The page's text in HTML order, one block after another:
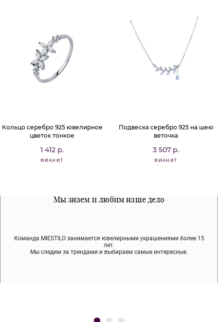
Кольцо серебро 925 ювелирное
цветок тонкое
1 412 р.
ФИАНИТ
Подвеска серебро 925 на шею
веточка
3 507 р.
ФИАНИТ
Мы знаем и любим наше дело
Команда MIESTILO занимается ювелирными украшениями более 15
лет.
Мы следим за трендами и выбираем самые интересные.
Все наши материалы гипоалергенны
Мы используем покрытие (родий, ювелирный сплав), которое не
содержит никеля и свинца — это исключает аллергию.
Примерка перед покупкой
Во время доставки спокойно примеряйте украшения, выбирайте те,
что вам нравятся, остальные заберёт курьер.